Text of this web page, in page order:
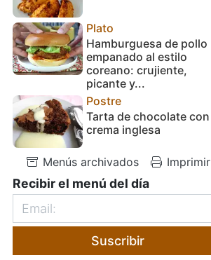
Plato
Hamburguesa de pollo
empanado al estilo
coreano: crujiente,
picante y...
Postre
Tarta de chocolate con
crema inglesa
Menús archivados Imprimir
Recibir el menú del día
Suscribir